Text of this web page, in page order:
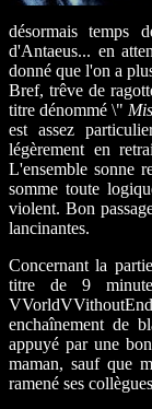
désormais temps
d'Antaeus... en
donné que l'on a
Bref, trêve de
titre dénommé \"
est assez
légèrement en
L'ensemble sonne
somme toute
violent. Bon
lancinantes.
Concernant la
titre de 9
enchaînement de
appuyé par une
maman, sauf que
ramené ses